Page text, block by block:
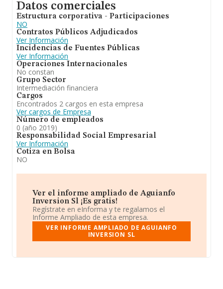
Datos comerciales
Estructura corporativa - Participaciones
NO
Contratos Públicos Adjudicados
Ver Información
Incidencias de Fuentes Públicas
Ver Información
Operaciones Internacionales
No constan
Grupo Sector
Intermediación financiera
Cargos
Encontrados 2 cargos en esta empresa
Ver cargos de Empresa
Número de empleados
0 (año 2019)
Responsabilidad Social Empresarial
Ver Información
Cotiza en Bolsa
NO
Ver el informe ampliado de Aguianfo
Inversion Sl ¡Es gratis!
Regístrate en eInforma y te regalamos el
Informe Ampliado de esta empresa.
VER INFORME AMPLIADO DE AGUIANFO
INVERSION SL